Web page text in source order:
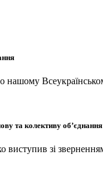
та колективу об’єднання
зі